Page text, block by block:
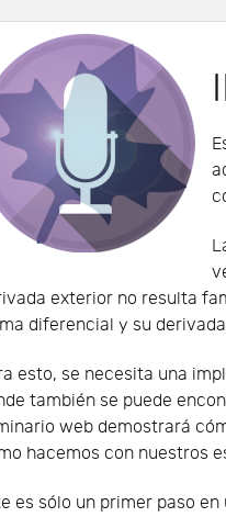
exterior no resulta
diferencial y su
esto, se necesita una
también se puede
web demostrará
hacemos con nuestros
es sólo un primer paso